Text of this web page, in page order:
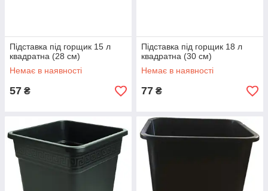
Підставка під горщик 15 л
квадратна (28 см)
Немає в наявності
57 ₴
Підставка під горщик 18 л
квадратна (30 см)
Немає в наявності
77 ₴